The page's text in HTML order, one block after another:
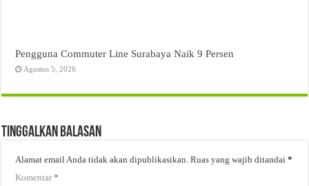
Pengguna Commuter Line Surabaya Naik 9 Persen
Agustus 5, 2026
Tinggalkan Balasan
Alamat email Anda tidak akan dipublikasikan. Ruas yang wajib ditandai*
Komentar*